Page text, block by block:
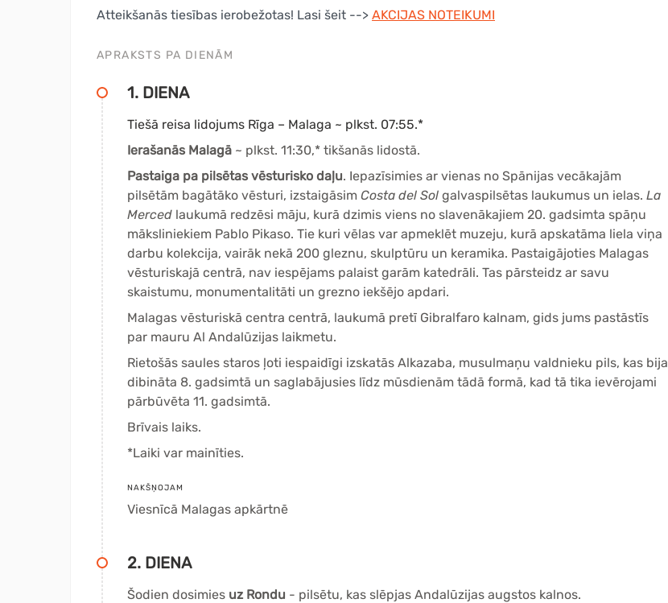
Atteikšanās tiesības ierobežotas! Lasi šeit --> AKCIJAS NOTEIKUMI
APRAKSTS PA DIENĀM
1. DIENA
Tiešā reisa lidojums Rīga – Malaga ~ plkst. 07:55.*
Ierašanās Malagā ~ plkst. 11:30,* tikšanās lidostā.
Pastaiga pa pilsētas vēsturisko daļu. Iepazīsimies ar vienas no Spānijas vecākajām
pilsētām bagātāko vēsturi, izstaigāsim Costa del Sol galvaspilsētas laukumus un ielas. La
Merced laukumā redzēsi māju, kurā dzimis viens no slavenākajiem 20. gadsimta spāņu
māksliniekiem Pablo Pikaso. Tie kuri vēlas var apmeklēt muzeju, kurā apskatāma liela viņa
darbu kolekcija, vairāk nekā 200 gleznu, skulptūru un keramika. Pastaigājoties Malagas
vēsturiskajā centrā, nav iespējams palaist garām katedrāli. Tas pārsteidz ar savu
skaistumu, monumentalitāti un grezno iekšējo apdari.
Malagas vēsturiskā centra centrā, laukumā pretī Gibralfaro kalnam, gids jums pastāstīs
par mauru Al Andalūzijas laikmetu.
Rietošās saules staros ļoti iespaidīgi izskatās Alkazaba, musulmaņu valdnieku pils, kas bija
dibināta 8. gadsimtā un saglabājusies līdz mūsdienām tādā formā, kad tā tika ievērojami
pārbūvēta 11. gadsimtā.
Brīvais laiks.
*Laiki var mainīties.
NAKŠŅOJAM
Viesnīcā Malagas apkārtnē
2. DIENA
Šodien dosimies uz Rondu - pilsētu, kas slēpjas Andalūzijas augstos kalnos.